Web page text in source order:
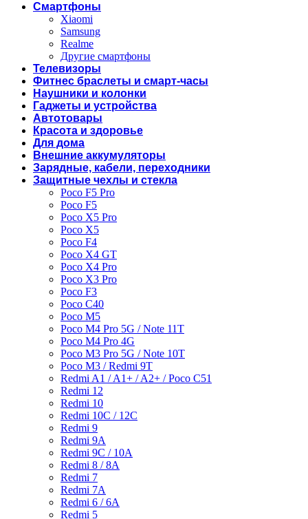
Смартфоны
Xiaomi
Samsung
Realme
Другие смартфоны
Телевизоры
Фитнес браслеты и смарт-часы
Наушники и колонки
Гаджеты и устройства
Автотовары
Красота и здоровье
Для дома
Внешние аккумуляторы
Зарядные, кабели, переходники
Защитные чехлы и стекла
Poco F5 Pro
Poco F5
Poco X5 Pro
Poco X5
Poco F4
Poco X4 GT
Poco X4 Pro
Poco X3 Pro
Poco F3
Poco C40
Poco M5
Poco M4 Pro 5G / Note 11T
Poco M4 Pro 4G
Poco M3 Pro 5G / Note 10T
Poco M3 / Redmi 9T
Redmi A1 / A1+ / A2+ / Poco C51
Redmi 12
Redmi 10
Redmi 10C / 12C
Redmi 9
Redmi 9A
Redmi 9C / 10A
Redmi 8 / 8A
Redmi 7
Redmi 7A
Redmi 6 / 6A
Redmi 5